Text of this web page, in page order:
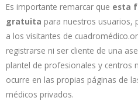
Es importante remarcar que esta
gratuita para nuestros usuarios,
a los visitantes de
registrarse ni ser cliente de una
plantel de profesionales y centros
ocurre en las propias páginas de
médicos privados.